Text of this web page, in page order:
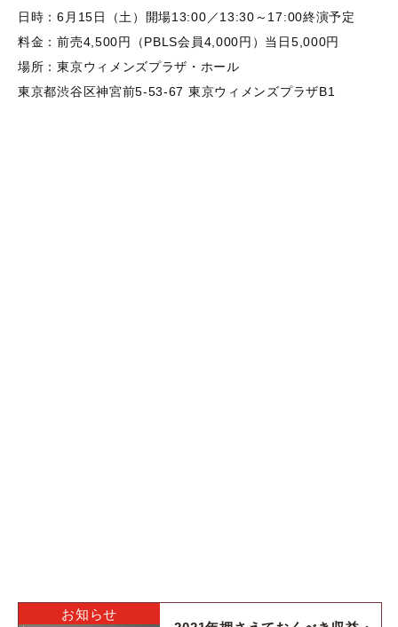
日時：6月15日（土）開場13:00／13:30～17:00終演予定
料金：前売4,500円（PBLS会員4,000円）当日5,000円
場所：東京ウィメンズプラザ・ホール
東京都渋谷区神宮前5-53-67 東京ウィメンズプラザB1
お知らせ